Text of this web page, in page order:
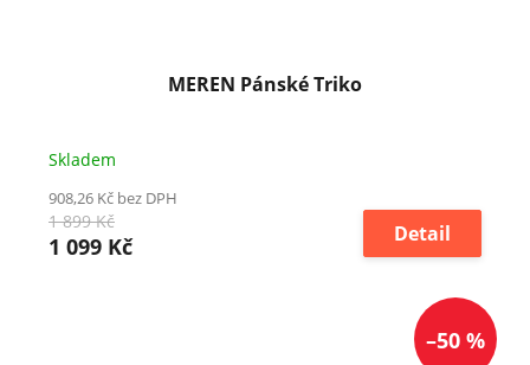
MEREN Pánské Triko
Skladem
908,26 Kč bez DPH
1 899 Kč
1 099 Kč Detail
–50 %